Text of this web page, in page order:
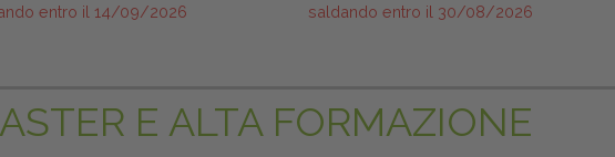
entro il 14/09/2026
saldando entro il 30/08/2026
E ALTA FORMAZIONE